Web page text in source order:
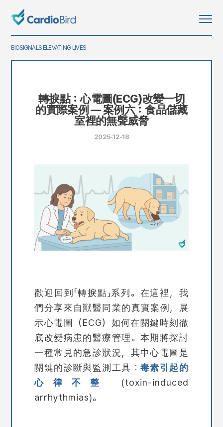
BIOSIGNALS ELEVATING LIVES
轉捩點：心電圖(ECG)改變一切
的實際案例 — 案例六：食品儲藏
室裡的無聲威脅
2025-12-18
歡迎回到「轉捩點」系列。在這裡，我
們分享來自獸醫同業的真實案例，展
示心電圖（ECG）如何在關鍵時刻徹
底改變病患的醫療管理。本期將探討
一種常見的急診狀況，其中心電圖是
關鍵的診斷與監測工具：毒素引起的
心律不整
(toxin-induced
arrhythmias)。